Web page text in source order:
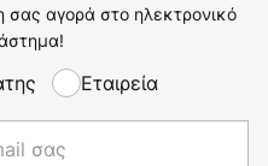
αγορά στο ηλεκτρονικό
Εταιρεία